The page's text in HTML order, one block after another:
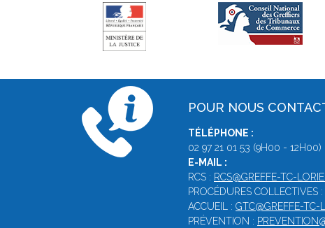
POUR NOUS
TÉLÉPHONE :
02 97 21 01 53 (9H00 - 12H00)
E-MAIL :
RCS : RCS@GREFFE-TC-
PROCÉDURES COLLECTIVES :
ACCUEIL : GTC@GREFFE-TC-
PRÉVENTION :